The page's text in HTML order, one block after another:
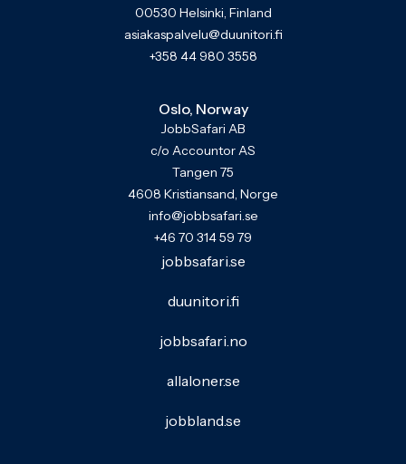
00530 Helsinki, Finland
asiakaspalvelu@duunitori.fi
+358 44 980 3558
Oslo, Norway
JobbSafari AB
c/o Accountor AS
Tangen 75
4608 Kristiansand, Norge
info@jobbsafari.se
+46 70 314 59 79
jobbsafari.se
duunitori.fi
jobbsafari.no
allaloner.se
jobbland.se